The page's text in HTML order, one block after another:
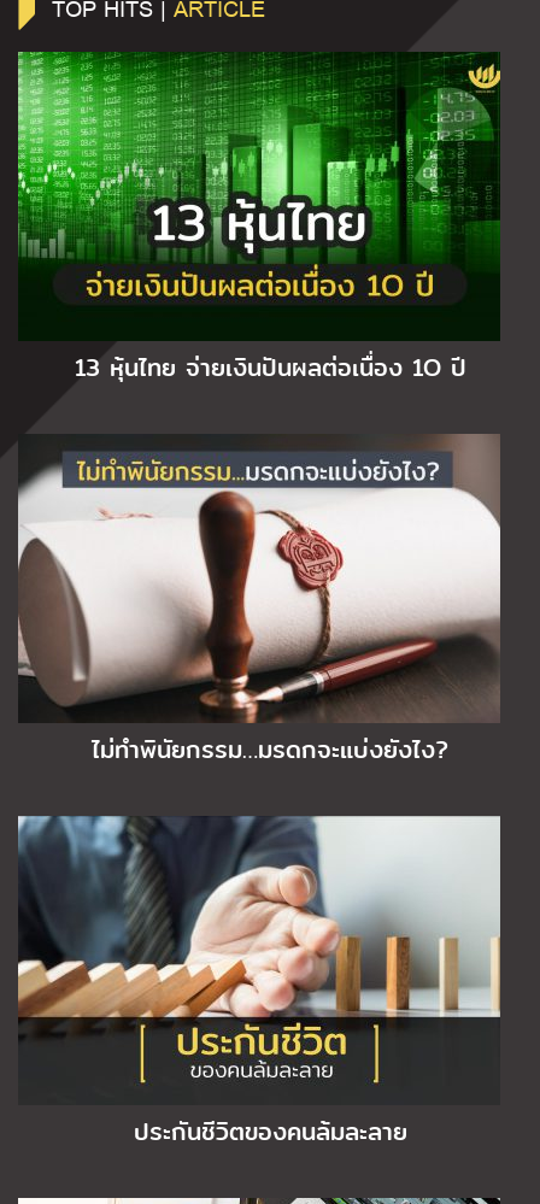
13 หุ้นไทย จ่ายเงินปันผลต่อเนื่อง 1O ปี
ไม่ทำพินัยกรรม…มรดกจะแบ่งยังไง?
ประกันชีวิตของคนล้มละลาย